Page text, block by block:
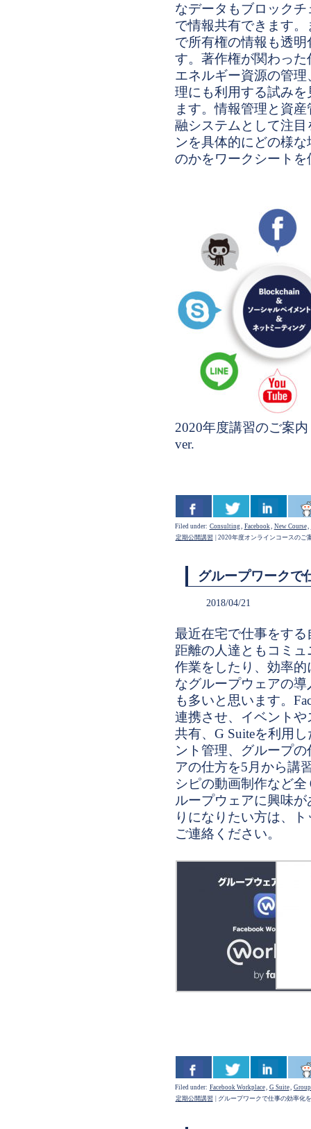
なデータもブロック
で情報共有できます
で所有権の情報も透
す。著作権が関わっ
エネルギー資源の管
理にも利用する試み
ます。情報管理と資
融システムとして注
ンを具体的にどの様
のかをワークシート
2020年度講習のご案内
ver.
Filed under: Consulting, Facebook, New Course,
定期公開講習
2020年度オンラインコースのご
グループワークで
2018/04/21
最近在宅で仕事をす
距離の人達ともコミ
作業をしたり、効率
なグループウェアの
も多いと思います。
連携させ、イベント
共有、G Suiteを利用
ント管理、グループ
アの仕方を5月から講
シピの動画制作など
ループウェアに興味
りになりたい方は、
ご連絡ください。
Filed under: Facebook Workplace, G Suite,
定期公開講習
グループワークで仕事の効率化